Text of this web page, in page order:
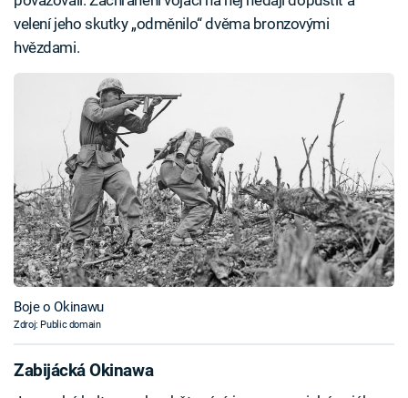
velení jeho skutky „odměnilo“ dvěma bronzovými
hvězdami.
Boje o Okinawu
Zdroj: Public domain
Zabijácká Okinawa